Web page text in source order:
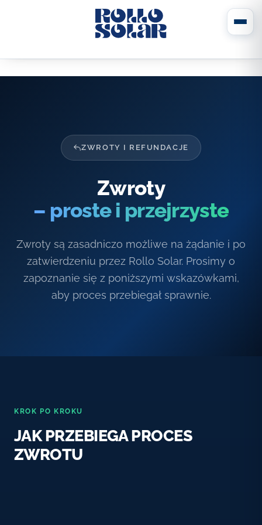
ZWROTY I REFUNDACJE
Zwroty
– proste i przejrzyste
Zwroty są zasadniczo możliwe na żądanie i po
zatwierdzeniu przez Rollo Solar. Prosimy o
zapoznanie się z poniższymi wskazówkami,
aby proces przebiegał sprawnie.
KROK PO KROKU
JAK PRZEBIEGA PROCES
ZWROTU